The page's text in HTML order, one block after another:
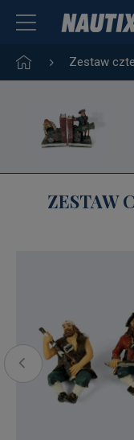
Zestaw
ZESTAW